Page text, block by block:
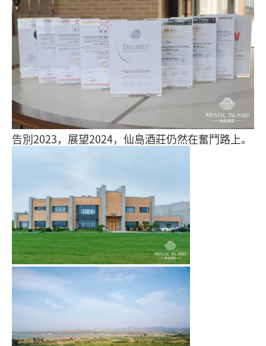
告別2023，展望2024，仙島酒莊仍然在奮鬥路上。